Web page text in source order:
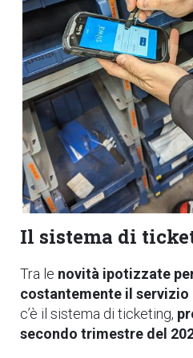
Il sistema di
Tra le novità ipotizzate
costantemente il servizio
c’è il sistema di ticketing,
secondo trimestre del